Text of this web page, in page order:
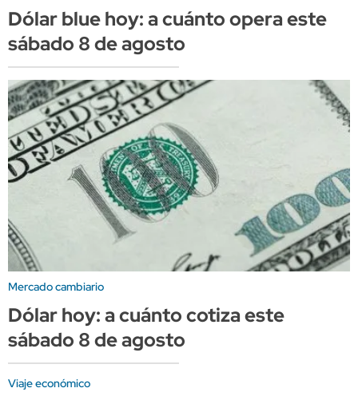
Dólar blue hoy: a cuánto opera este
sábado 8 de agosto
Mercado cambiario
Dólar hoy: a cuánto cotiza este
sábado 8 de agosto
Viaje económico